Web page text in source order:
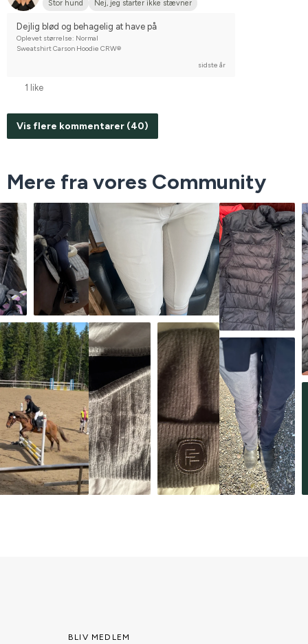
Stor hund
Nej, jeg starter ikke stævner
Dejlig blød og behagelig at have på
Oplevet størrelse: Normal
Sweatshirt Carson Hoodie CRW®
sidste år
1 like
Vis flere kommentarer (40)
Mere fra vores Community
BLIV MEDLEM